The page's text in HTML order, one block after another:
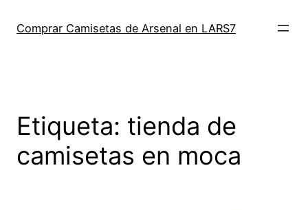
Comprar Camisetas de Arsenal en LARS7
Etiqueta: tienda de
camisetas en moca